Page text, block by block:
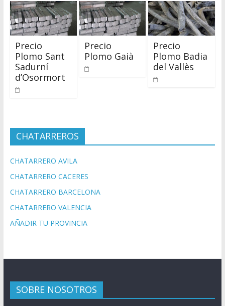
Precio
Plomo Sant
Sadurní
d’Osormort
Precio
Plomo Gaià
Precio
Plomo Badia
del Vallès
CHATARREROS
CHATARRERO AVILA
CHATARRERO CACERES
CHATARRERO BARCELONA
CHATARRERO VALENCIA
AÑADIR TU PROVINCIA
SOBRE NOSOTROS